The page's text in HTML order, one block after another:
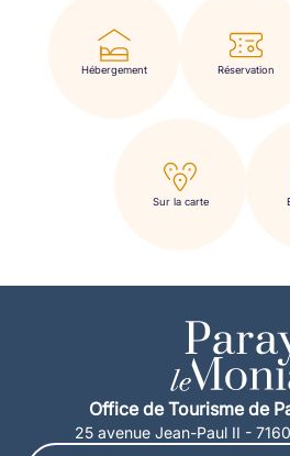
Hébergement Réservation
Sur la carte
Office de Tourisme de
25 avenue Jean-Paul II -